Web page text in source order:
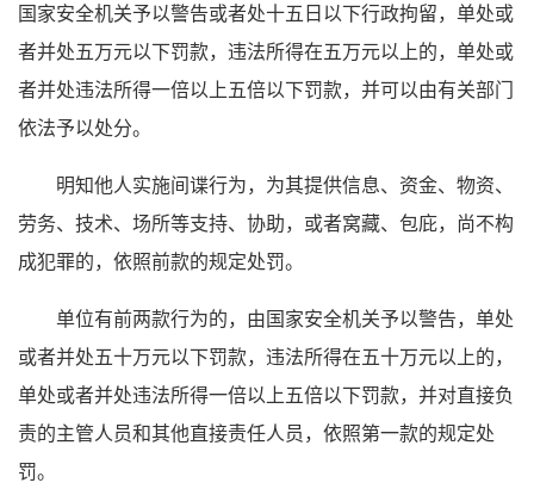
国家安全机关予以警告或者处十五日以下行政拘留，单处或
者并处五万元以下罚款，违法所得在五万元以上的，单处或
者并处违法所得一倍以上五倍以下罚款，并可以由有关部门
依法予以处分。
明知他人实施间谍行为，为其提供信息、资金、物资、
劳务、技术、场所等支持、协助，或者窝藏、包庇，尚不构
成犯罪的，依照前款的规定处罚。
单位有前两款行为的，由国家安全机关予以警告，单处
或者并处五十万元以下罚款，违法所得在五十万元以上的，
单处或者并处违法所得一倍以上五倍以下罚款，并对直接负
责的主管人员和其他直接责任人员，依照第一款的规定处
罚。